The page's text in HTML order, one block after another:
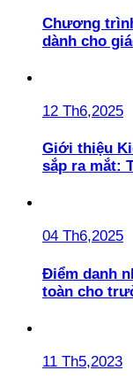
Chương
dành cho
12 Th6,2025
Giới thiệu
sắp ra mắt:
04 Th6,2025
Điểm danh
toàn cho
11 Th5,2023